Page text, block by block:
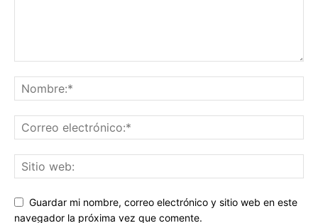
Guardar mi nombre, correo electrónico y sitio web en este
navegador la próxima vez que comente.